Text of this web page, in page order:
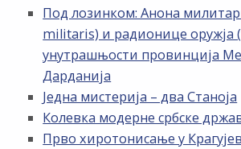
Под лозинком: Анона
militaris) и радионице оружја
унутрашњости провинција
Дарданија
Једна мистерија – два Станоја
Колевка модерне србске
Прво хиротонисање у